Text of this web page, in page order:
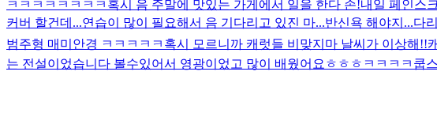
ㅋㅋㅋㅋㅋㅋㅋㅋ 혹시 음 주말에 맛있는 가게에서 일을 한다 손!내일 페인스
커버 할건데...연습이 많이 필요해서 음 기다리고 있진 마...반신욕 해야지...다
범주형 매미안경 ㅋㅋㅋㅋㅋ 혹시 모르니까 캐럿들 비맞지마 날씨가 이상해!!
는 전설이었습니다 볼수있어서 영광이었고 많이 배웠어요ㅎㅎㅎ ㅋㅋㅋㅋ쿱